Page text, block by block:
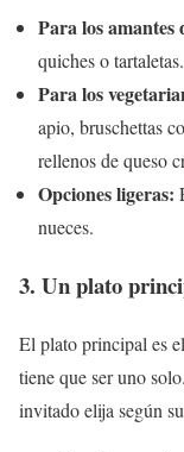
Para los
quiches o tartaletas.
Para los
apio, bruschettas
rellenos de queso
Opciones ligeras:
nueces.
3. Un plato
El plato principal es
tiene que ser uno
invitado elija según